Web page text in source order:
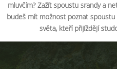
mluvčím? Zažít spoustu srandy a
budeš mít možnost poznat
světa, kteří přijíždějí